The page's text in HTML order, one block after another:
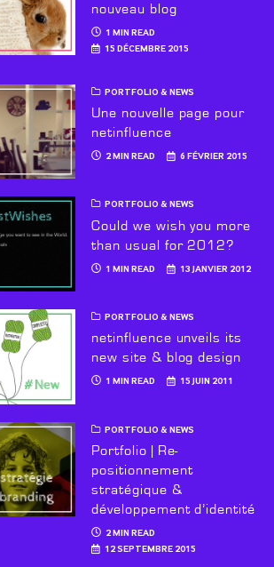
nouveau blog
1 MIN READ
15 DÉCEMBRE 2015
PORTFOLIO & NEWS
Une nouvelle page pour
netinfluence
2 MIN READ 6 FÉVRIER 2015
PORTFOLIO & NEWS
Could we wish you more
than usual for 2012?
1 MIN READ 13 JANVIER 2012
PORTFOLIO & NEWS
netinfluence unveils its
new site & blog design
1 MIN READ 15 JUIN 2011
PORTFOLIO & NEWS
Portfolio | Re-
positionnement
stratégique &
développement d’identité
2 MIN READ
12 SEPTEMBRE 2015